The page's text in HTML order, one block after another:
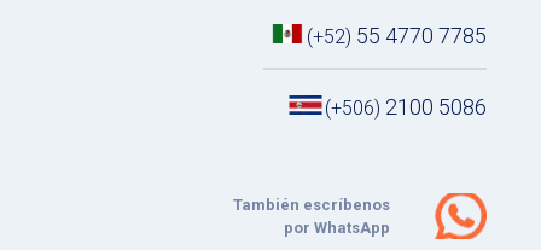
(+52) 55 4770 7785
(+506) 2100 5086
También escríbenos
por WhatsApp